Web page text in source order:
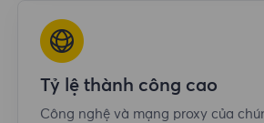
Tỷ lệ thành công cao
Công nghệ và mạng proxy của